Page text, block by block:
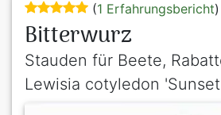
(1 Erfahrungsbericht)
Bitterwurz
Stauden für Beete,
Lewisia cotyledon